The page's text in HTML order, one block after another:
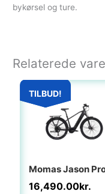
bykørsel og ture.
Relaterede
TILBUD!
TILBUD!
Den
16,490.00kr.
Den aktuelle